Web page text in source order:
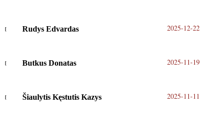
Rudys Edvardas 2025-12-22
Butkus Donatas 2025-11-19
Šiaulytis Kęstutis Kazys 2025-11-11